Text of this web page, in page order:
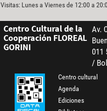
Visitas: Lunes a Viernes de 12:00 a
Centro Cultural de la
Cooperación FLOREAL
GORINI
Av.
011
/
Centro cultural
Agenda
Ediciones